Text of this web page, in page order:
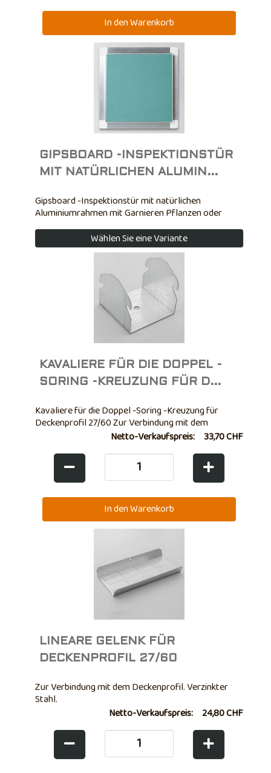
GIPSBOARD -INSPEKTIONSTÜR
MIT NATÜRLICHEN ALUMIN...
Gipsboard -Inspektionstür mit natürlichen
Aluminiumrahmen mit Garnieren Pflanzen oder
Bereiche der Fehldecke inspizieren. Mit Gerät Clic-
Clac-Öffnung und mit dem neuen Eröffnungssystem
gegen Öffnen ausgestattet Zufällige der Theke. Die
Ecke der Trap -Tür besteht aus Nylon 50% auf
Glasfaser hochgeladen und ...
Wählen Sie eine Variante
KAVALIERE FÜR DIE DOPPEL -
SORING -KREUZUNG FÜR D...
Kavaliere für die Doppel -Soring -Kreuzung für
Deckenprofil 27/60 Zur Verbindung mit dem
Deckenprofil. Verzinkter Stahl. Mit Loch ø 6 mm.
Netto-Verkaufspreis: 33,70 CHF
LINEARE GELENK FÜR
DECKENPROFIL 27/60
Zur Verbindung mit dem Deckenprofil. Verzinkter
Stahl.
Netto-Verkaufspreis:
24,80 CHF